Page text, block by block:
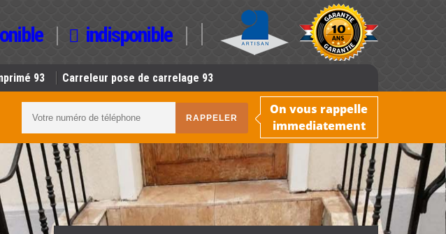
indisponible
93 Carreleur pose de carrelage 93
On vous rappelle
immediatement